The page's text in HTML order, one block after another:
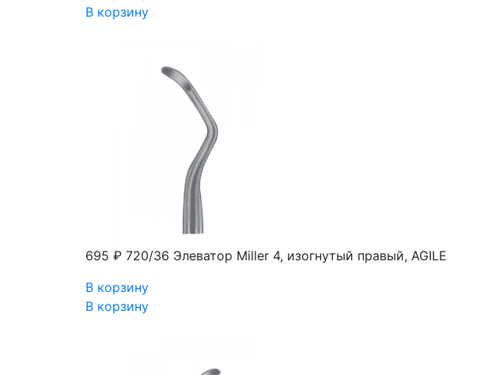
В корзину
695 ₽ 720/36 Элеватор Miller 4, изогнутый правый, AGILE
В корзину
В корзину